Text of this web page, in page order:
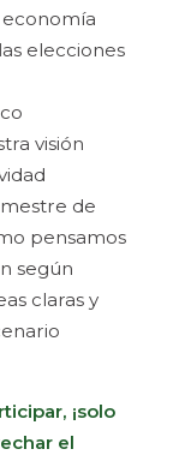
economía
elecciones
visión
de
pensamos
según
claras y
¡solo
el